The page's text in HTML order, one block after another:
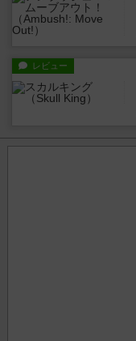
レビュー